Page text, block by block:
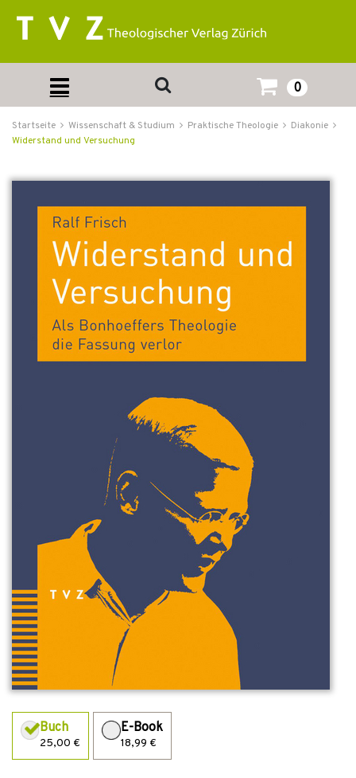
0
Startseite Wissenschaft & Studium Praktische Theologie
Diakonie
Widerstand und Versuchung
Buch
25,00 €
E-Book
18,99 €